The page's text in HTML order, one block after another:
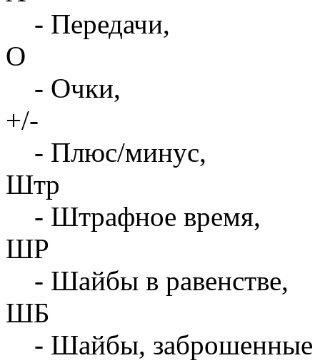
- Передачи,
О
- Очки,
+/-
- Плюс/минус,
Штр
- Штрафное время,
ШР
- Шайбы в равенстве,
ШБ
- Шайбы, заброшенные